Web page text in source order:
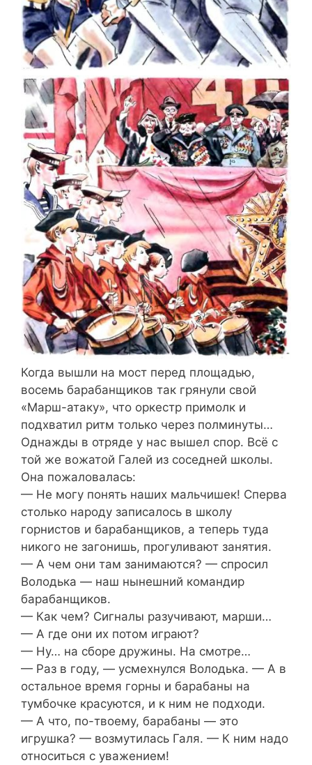
Когда вышли на мост перед площадью,
восемь барабанщиков так грянули свой
«Марш-атаку», что оркестр примолк и
подхватил ритм только через полминуты…
Однажды в отряде у нас вышел спор. Всё с
той же вожатой Галей из соседней школы.
Она пожаловалась:
— Не могу понять наших мальчишек! Сперва
столько народу записалось в школу
горнистов и барабанщиков, а теперь туда
никого не загонишь, прогуливают занятия.
— А чем они там занимаются? — спросил
Володька — наш нынешний командир
барабанщиков.
— Как чем? Сигналы разучивают, марши…
— А где они их потом играют?
— Ну… на сборе дружины. На смотре…
— Раз в году, — усмехнулся Володька. — А в
остальное время горны и барабаны на
тумбочке красуются, и к ним не подходи.
— А что, по-твоему, барабаны — это
игрушка? — возмутилась Галя. — К ним надо
относиться с уважением!